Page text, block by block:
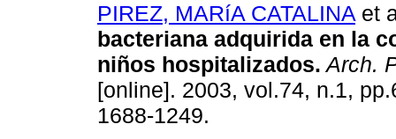
PIREZ, MARíA CATALINA et
bacteriana adquirida en la
niños hospitalizados. Arch.
[online]. 2003, vol.74, n.1,
1688-1249.